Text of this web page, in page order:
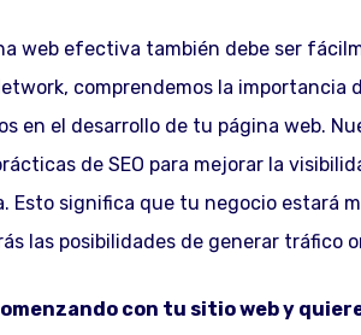
web efectiva también debe ser
comprendemos la importancia
en el desarrollo de tu página web.
de SEO para mejorar la
Esto significa que tu negocio estará
las posibilidades de generar tráfico
con tu sitio web y